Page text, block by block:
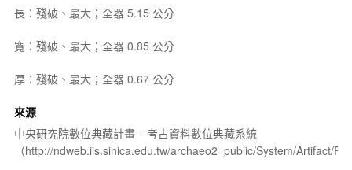
長：殘破、最大；全器 5.15 公分
寬：殘破、最大；全器 0.85 公分
厚：殘破、最大；全器 0.67 公分
來源
中央研究院數位典藏計畫---考古資料數位典藏系統
（http://ndweb.iis.sinica.edu.tw/archaeo2_public/System/Artifact/